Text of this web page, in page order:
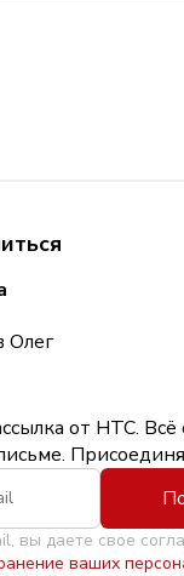
Олег
от НТС.
вы даете свое
ваших